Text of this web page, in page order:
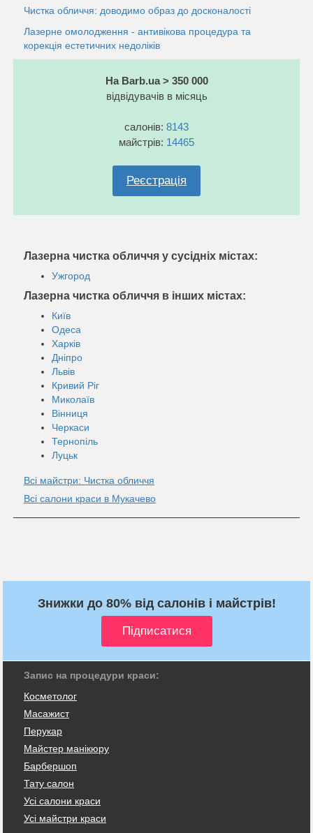
Чистка обличчя: доводимо образ до досконалості
Лазерне омолодження - антивікова процедура та
корекція естетичних недоліків
На Barb.ua > 350 000
відвідувачів в місяць
салонів: 8143
майстрів: 14465
Реєстрація
Лазерна чистка обличчя у сусідніх містах:
Ужгород
Лазерна чистка обличчя в інших містах:
Київ
Одеса
Харків
Дніпро
Львів
Кривий Ріг
Миколаїв
Вінниця
Черкаси
Тернопіль
Луцьк
Всі майстри: Чистка обличчя
Всі салони краси в Мукачево
Знижки до 80% від салонів і майстрів!
Запис на процедури краси:
Косметолог
Масажист
Перукар
Майстер манікюру
Барбершоп
Тату салон
Усі салони краси
Усі майстри краси